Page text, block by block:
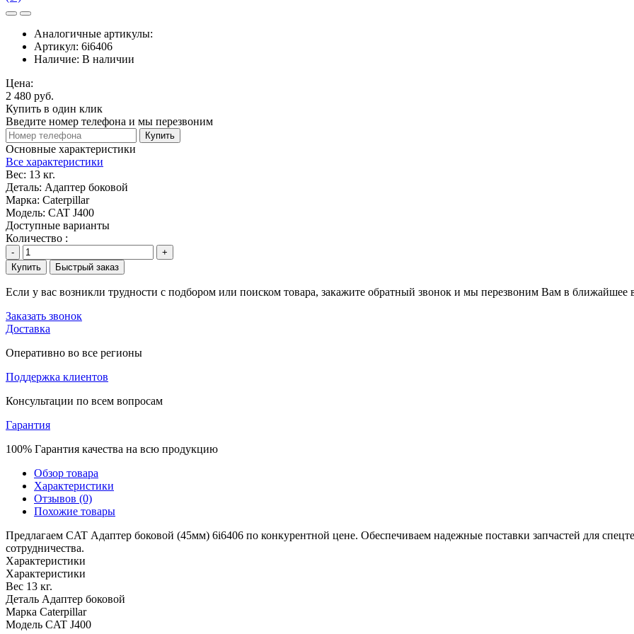
Аналогичные артикулы:
Артикул: 6i6406
Наличие: В наличии
Цена:
2 480 руб.
Купить в один клик
Введите номер телефона и мы перезвоним
Купить
Основные характеристики
Все характеристики
Вес: 13 кг.
Деталь: Адаптер боковой
Марка: Caterpillar
Модель: CAT J400
Доступные варианты
Количество :
-
+
Купить
Быстрый заказ
Если у вас возникли трудности с подбором или поиском товара, закажите обратный звонок и мы перезвоним Вам в ближайшее
Заказать звонок
Доставка
Оперативно во все регионы
Поддержка клиентов
Консультации по всем вопросам
Гарантия
100% Гарантия качества на всю продукцию
Обзор товара
Характеристики
Отзывов (0)
Похожие товары
Предлагаем CAT Адаптер боковой (45мм) 6i6406 по конкурентной цене. Обеспечиваем надежные поставки запчастей для
сотрудничества.
Характеристики
Характеристики
Вес 13 кг.
Деталь Адаптер боковой
Марка Caterpillar
Модель CAT J400